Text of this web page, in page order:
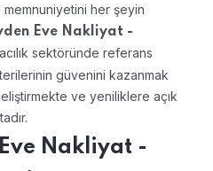
her şeyin
Eve Nakliyat -
sektöründe referans
güvenini kazanmak
ve yeniliklere açık
Nakliyat -